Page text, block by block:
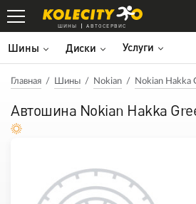
ШИНЫ АВТОСЕРВИС
Шины Диски Услуги
Главная Шины Nokian Nokian Hakka
Автошина Nokian Hakka